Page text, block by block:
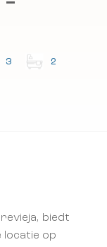
3
2
biedt
op